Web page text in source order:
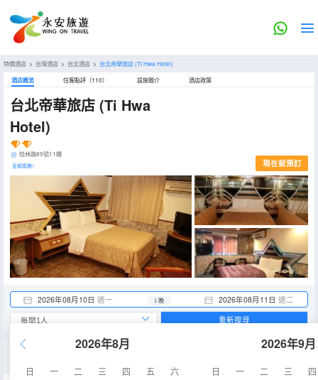
特價酒店 > 台灣酒店 > 台北酒店 > 台北帝華旅店(Ti Hwa Hotel)
酒店概览 住客點評（110） 設施簡介 酒店政策
台北帝華旅店 (Ti Hwa
Hotel)
桂林路89號11樓
全部設施> 現在就預訂
2026年08月10日 週一 2026年08月11日 週二
1 晚
2026年8月
日 一 二 三 四 五
六
2026年9月
日 一 二 三
四
重新搜尋